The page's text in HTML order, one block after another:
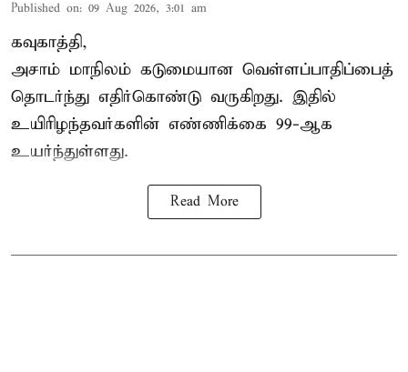
Published on: 09 Aug 2026, 3:01 am
கவுகாத்தி,
அசாம் மாநிலம் கடுமையான வெள்ளப்பாதிப்பைத்
தொடர்ந்து எதிர்கொண்டு வருகிறது. இதில்
உயிரிழந்தவர்களின் எண்ணிக்கை 99-ஆக
உயர்ந்துள்ளது.
Read More